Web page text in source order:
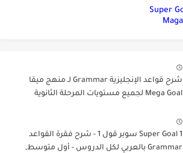
شرح قواعد الإنجليزية Grammar لـ منهج ميقا
Mega Goal لجميع مستويات المرحلة الثانوية
Super Goal 1 سوبر قول 1 - شرح فقرة القواعد
Grammar بالعربي لكل الدروس - أول متوسط,